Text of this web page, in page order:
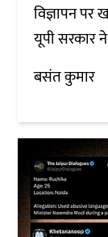
विज्ञापन
यूपी सरकार
बसंत कुमार